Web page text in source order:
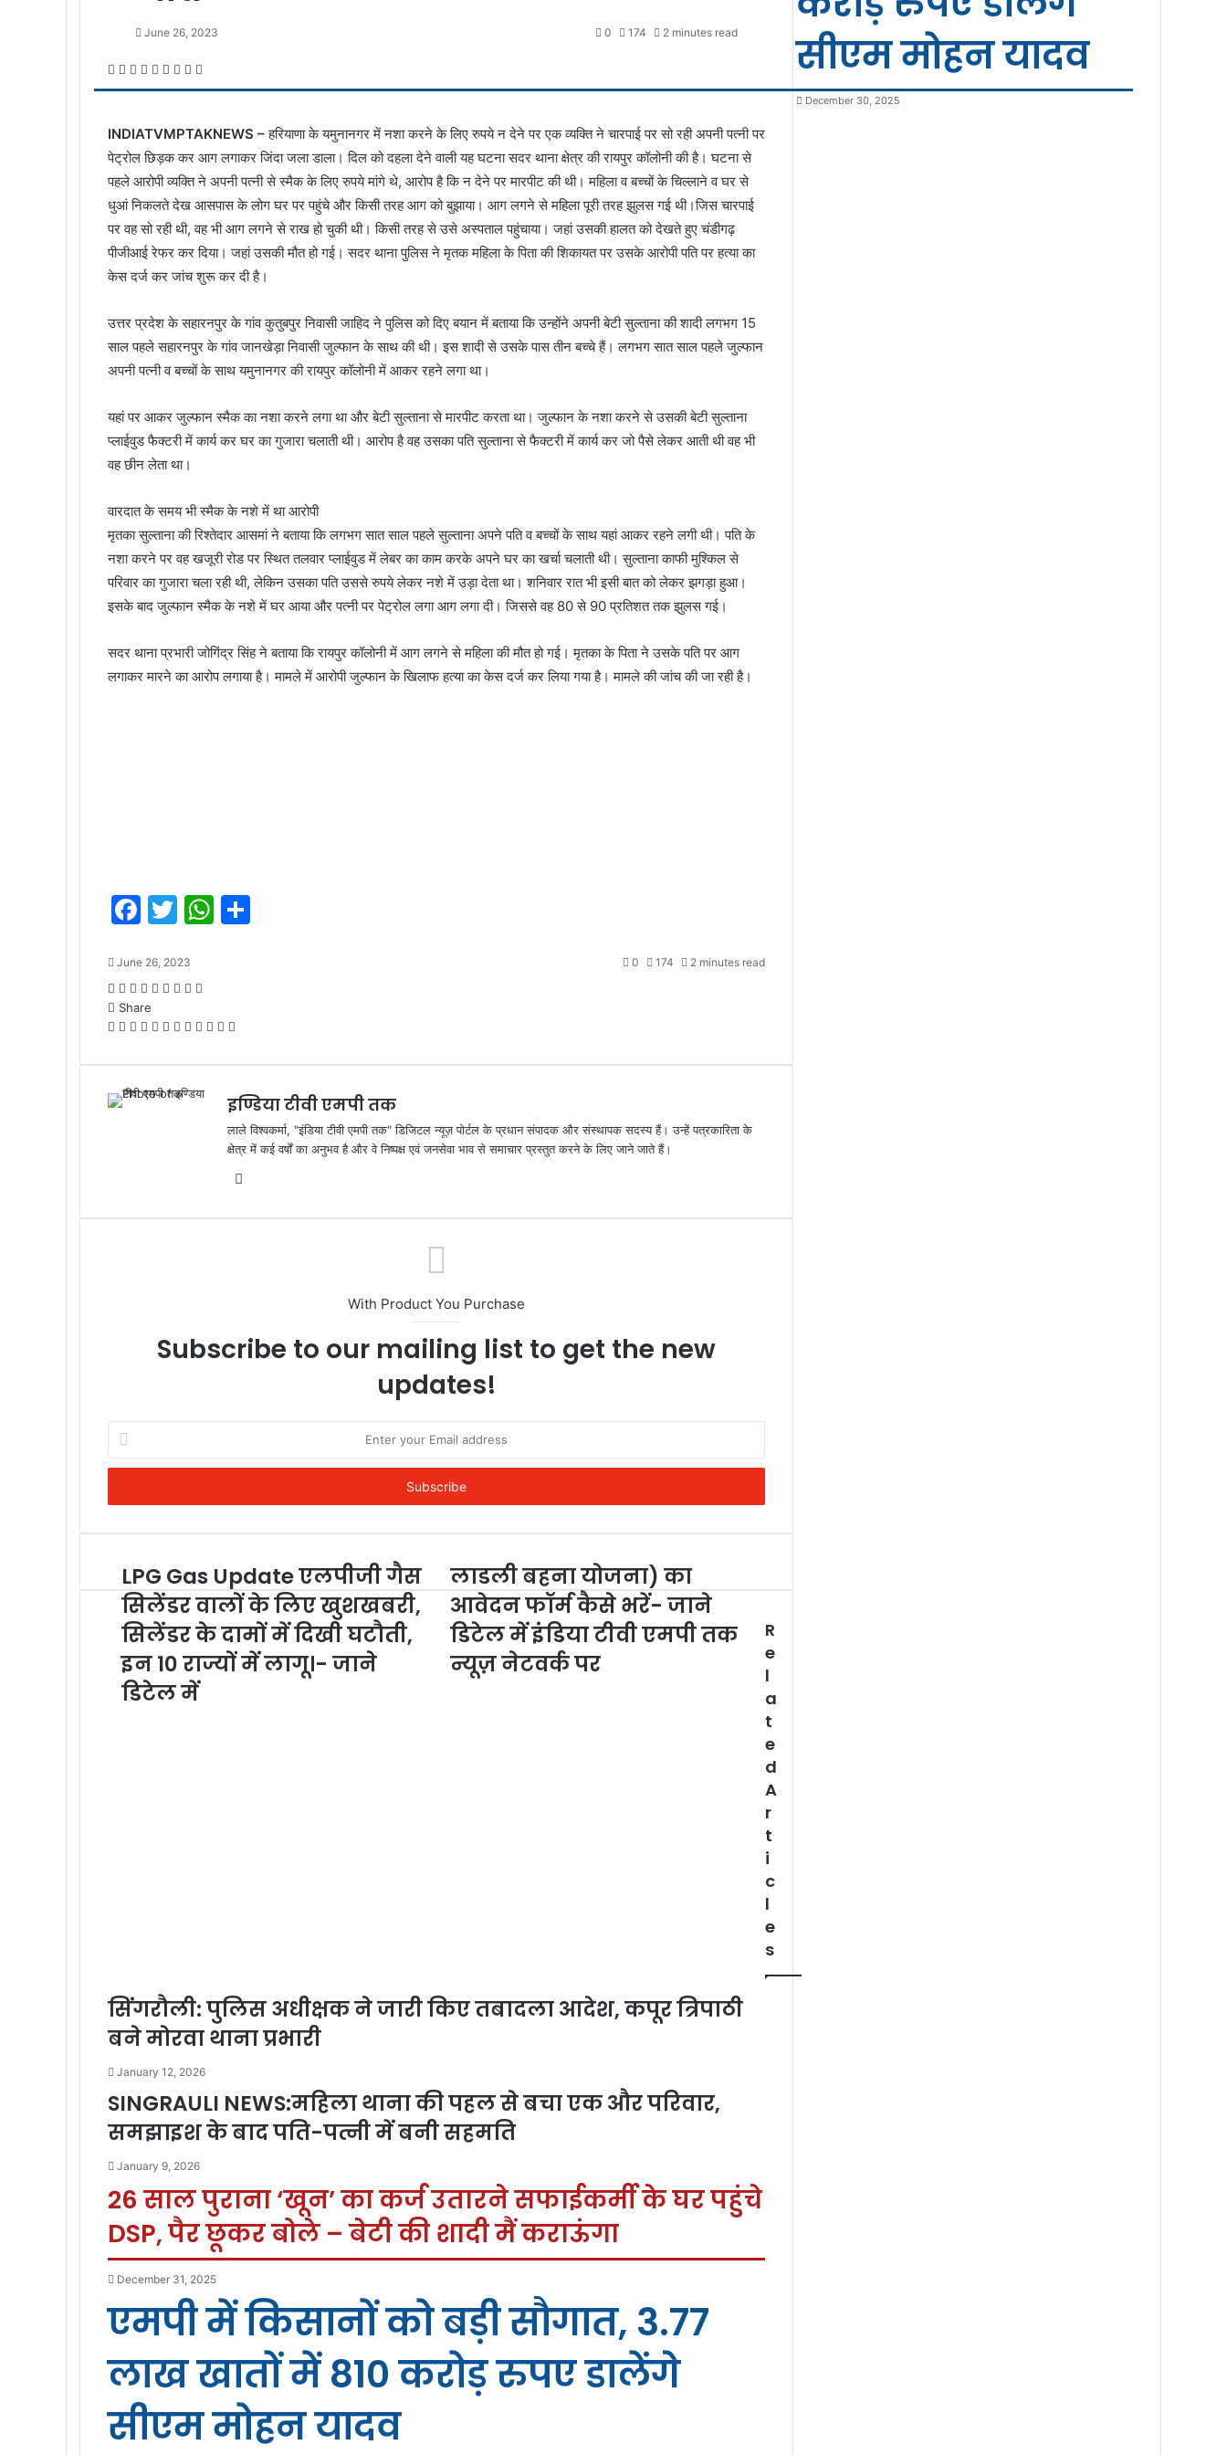
June 26, 2023 0 174 2 minutes read
Facebook
Twitter
LinkedIn
Tumblr
Pinterest
Reddit
VKontakte
Odnoklassniki
INDIATVMPTAKNEWS –हरियाणा के यमुनानगर में नशा करने के लिए रुपये न देने पर एक व्यक्ति ने चारपाई पर सो रही अपनी पत्नी पर
पेट्रोल छिड़क कर आग लगाकर जिंदा जला डाला। दिल को दहला देने वाली यह घटना सदर थाना क्षेत्र की रायपुर कॉलोनी की है। घटना से
पहले आरोपी व्यक्ति ने अपनी पत्नी से स्मैक के लिए रुपये मांगे थे, आरोप है कि न देने पर मारपीट की थी। महिला व बच्चों के चिल्लाने व घर से
धुआं निकलते देख आसपास के लोग घर पर पहुंचे और किसी तरह आग को बुझाया। आग लगने से महिला पूरी तरह झुलस गई थी।जिस चारपाई
पर वह सो रही थी, वह भी आग लगने से राख हो चुकी थी। किसी तरह से उसे अस्पताल पहुंचाया। जहां उसकी हालत को देखते हुए चंडीगढ़
पीजीआई रेफर कर दिया। जहां उसकी मौत हो गई। सदर थाना पुलिस ने मृतक महिला के पिता की शिकायत पर उसके आरोपी पति पर हत्या का
केस दर्ज कर जांच शुरू कर दी है।
उत्तर प्रदेश के सहारनपुर के गांव कुतुबपुर निवासी जाहिद ने पुलिस को दिए बयान में बताया कि उन्होंने अपनी बेटी सुल्ताना की शादी लगभग 15
साल पहले सहारनपुर के गांव जानखेड़ा निवासी जुल्फान के साथ की थी। इस शादी से उसके पास तीन बच्चे हैं। लगभग सात साल पहले जुल्फान
अपनी पत्नी व बच्चों के साथ यमुनानगर की रायपुर कॉलोनी में आकर रहने लगा था।
यहां पर आकर जुल्फान स्मैक का नशा करने लगा था और बेटी सुल्ताना से मारपीट करता था। जुल्फान के नशा करने से उसकी बेटी सुल्ताना
प्लाईवुड फैक्टरी में कार्य कर घर का गुजारा चलाती थी। आरोप है वह उसका पति सुल्ताना से फैक्टरी में कार्य कर जो पैसे लेकर आती थी वह भी
वह छीन लेता था।
वारदात के समय भी स्मैक के नशे में था आरोपी
मृतका सुल्ताना की रिश्तेदार आसमां ने बताया कि लगभग सात साल पहले सुल्ताना अपने पति व बच्चों के साथ यहां आकर रहने लगी थी। पति के
नशा करने पर वह खजूरी रोड पर स्थित तलवार प्लाईवुड में लेबर का काम करके अपने घर का खर्चा चलाती थी। सुल्ताना काफी मुश्किल से
परिवार का गुजारा चला रही थी, लेकिन उसका पति उससे रुपये लेकर नशे में उड़ा देता था। शनिवार रात भी इसी बात को लेकर झगड़ा हुआ।
इसके बाद जुल्फान स्मैक के नशे में घर आया और पत्नी पर पेट्रोल लगा आग लगा दी। जिससे वह 80 से 90 प्रतिशत तक झुलस गई।
सदर थाना प्रभारी जोगिंद्र सिंह ने बताया कि रायपुर कॉलोनी में आग लगने से महिला की मौत हो गई। मृतका के पिता ने उसके पति पर आग
लगाकर मारने का आरोप लगाया है। मामले में आरोपी जुल्फान के खिलाफ हत्या का केस दर्ज कर लिया गया है। मामले की जांच की जा रही है।
F
c
e
b
o
o
T
itt
er
W
A
p
June 26, 2023 0 174 2 minutes read
Facebook
Twitter
LinkedIn
Tumblr
Pinterest
Reddit
VKontakte
Odnoklassniki
Share
Facebook
Twitter
LinkedIn
Tumblr
Pinterest
Reddit
VKontakte
Odnoklassniki
Pocket
WhatsApp
Share
Email
इण्डिया टीवी एमपी तक
लाले विश्वकर्मा, "इंडिया टीवी एमपी तक" डिजिटल न्यूज़ पोर्टल के प्रधान संपादक और संस्थापक सदस्य हैं। उन्हें पत्रकारिता के
क्षेत्र में कई वर्षों का अनुभव है और वे निष्पक्ष एवं जनसेवा भाव से समाचार प्रस्तुत करने के लिए जाने जाते हैं।
With Product You Purchase
Subscribe to our mailing list to get the new
updates!
your
Email
LPG Gas Update एलपीजी गैस
सिलेंडर वालों के लिए खुशखबरी,
सिलेंडर के दामों में दिखी घटौती,
इन 10 राज्यों में लागू।- जाने
डिटेल में
लाडली बहना योजना) का
आवेदन फॉर्म कैसे भरें- जाने
डिटेल में इंडिया टीवी एमपी तक
न्यूज़ नेटवर्क पर
R
e
l
a
t
e
d
A
r
t
i
c
l
e
s
सिंगरौली: पुलिस अधीक्षक ने जारी किए तबादला आदेश, कपूर त्रिपाठी
बने मोरवा थाना प्रभारी
January 12, 2026
SINGRAULI NEWS:महिला थाना की पहल से बचा एक और परिवार,
समझाइश के बाद पति-पत्नी में बनी सहमति
January 9, 2026
26 साल पुराना ‘खून’ का कर्ज उतारने सफाईकर्मी के घर पहुंचे
DSP, पैर छूकर बोले – बेटी की शादी मैं कराऊंगा
December 31, 2025
एमपी में किसानों को बड़ी सौगात, 3.77
लाख खातों में 810 करोड़ रुपए डालेंगे
सीएम मोहन यादव
सीएम मोहन यादव
December 30, 2025